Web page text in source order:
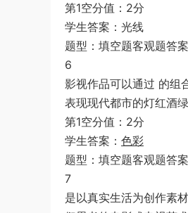
第1空分值：2分
学生答案：光线
题型：填空题客观题答
6
影视作品可以通过 的组
表现现代都市的灯红酒
第1空分值：2分
学生答案： 色彩
题型：填空题客观题答
7
是以真实生活为创作素